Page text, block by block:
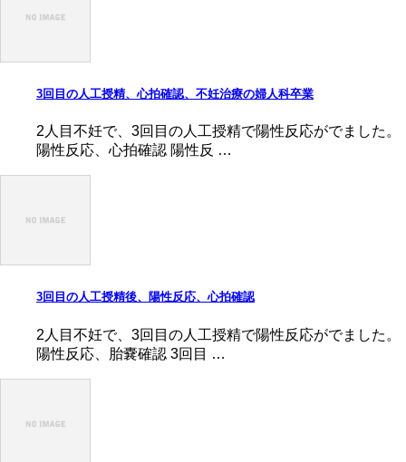
3回目の人工授精、心拍確認、不妊治療の婦人科卒業
2人目不妊で、3回目の人工授精で陽性反応がでました。
陽性反応、心拍確認 陽性反 …
3回目の人工授精後、陽性反応、心拍確認
2人目不妊で、3回目の人工授精で陽性反応がでました。
陽性反応、胎嚢確認 3回目 …